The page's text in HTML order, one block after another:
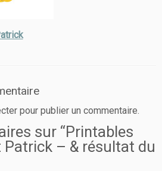
pour publier un commentaire.
sur “Printables
Patrick – & résultat du